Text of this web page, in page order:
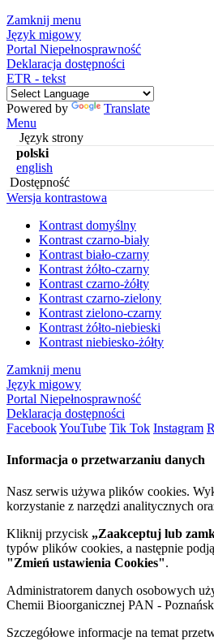
Zamknij menu
Język migowy
Portal Niepełnosprawność
Deklaracja dostępności
ETR - tekst
Powered by
Translate
Menu
Język strony
polski
english
Dostępność
Wersja kontrastowa
Kontrast domyślny
Kontrast czarno-biały
Kontrast biało-czarny
Kontrast żółto-czarny
Kontrast czarno-żółty
Kontrast czarno-zielony
Kontrast zielono-czarny
Kontrast żółto-niebieski
Kontrast niebiesko-żółty
Zamknij menu
Język migowy
Portal Niepełnosprawność
Deklaracja dostępności
FacebookYouTube Tik Tok Instagram
Informacja o przetwarzaniu danych
Nasz serwis używa plików cookies.
korzystanie z narzędzi analitycznych
Kliknij przycisk „Zaakceptuj lub
typów plików cookies, a następnie
"Zmień ustawienia Cookies".
Administratorem danych osobowych
Chemii Bioorganicznej PAN -
Szczegółowe informacje na temat